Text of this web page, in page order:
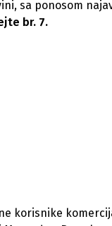
sa ponosom
br. 7.
korisnike